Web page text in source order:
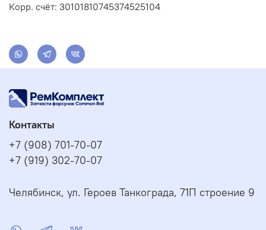
Корр. счёт: 30101810745374525104
Контакты
+7 (908) 701-70-07
+7 (919) 302-70-07
Челябинск, ул. Героев Танкограда, 71П строение 9